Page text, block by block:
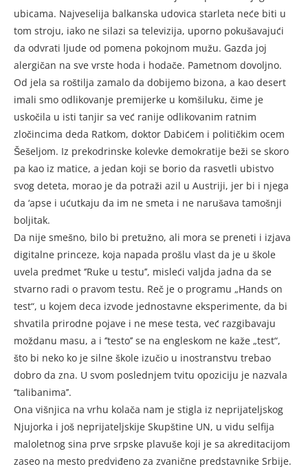
ubicama. Najveselija balkanska udovica starleta neće biti u
tom stroju, iako ne silazi sa televizija, uporno pokušavajući
da odvrati ljude od pomena pokojnom mužu. Gazda joj
alergičan na sve vrste hoda i hodače. Pametnom dovoljno.
Od jela sa roštilja zamalo da dobijemo bizona, a kao desert
imali smo odlikovanje premijerke u komšiluku, čime je
uskočila u isti tanjir sa već ranije odlikovanim ratnim
zločincima deda Ratkom, doktor Dabićem i političkim ocem
Šešeljom. Iz prekodrinske kolevke demokratije beži se skoro
pa kao iz matice, a jedan koji se borio da rasvetli ubistvo
svog deteta, morao je da potraži azil u Austriji, jer bi i njega
da ‘apse i ućutkaju da im ne smeta i ne narušava tamošnji
boljitak.
Da nije smešno, bilo bi pretužno, ali mora se preneti i izjava
digitalne princeze, koja napada prošlu vlast da je u škole
uvela predmet ‘’Ruke u testu’’, misleći valjda jadna da se
stvarno radi o pravom testu. Reč je o programu „Hands on
test“, u kojem deca izvode jednostavne eksperimente, da bi
shvatila prirodne pojave i ne mese testa, već razgibavaju
moždanu masu, a i ‘’testo’’ se na engleskom ne kaže „test“,
što bi neko ko je silne škole izučio u inostranstvu trebao
dobro da zna. U svom poslednjem tvitu opoziciju je nazvala
‘’talibanima’’.
Ona višnjica na vrhu kolača nam je stigla iz neprijateljskog
Njujorka i još neprijateljskije Skupštine UN, u vidu selfija
maloletnog sina prve srpske plavuše koji je sa akreditacijom
zaseo na mesto predviđeno za zvanične predstavnike Srbije.